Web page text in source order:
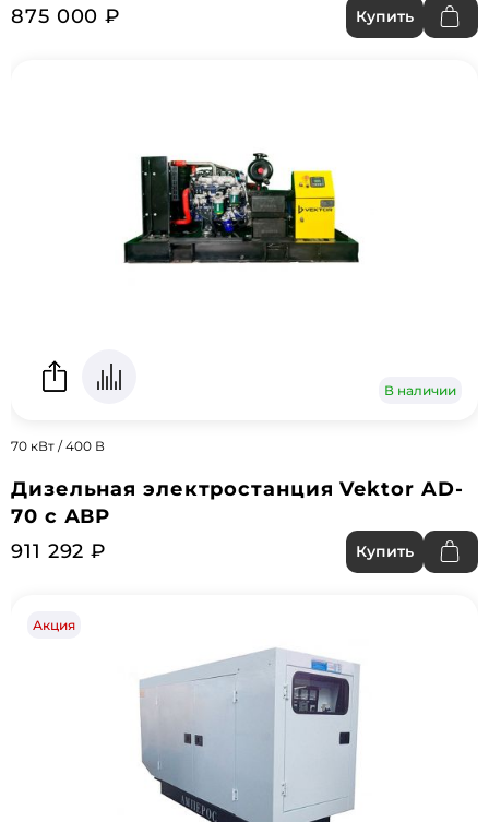
875 000 ₽
Купить
В наличии
70 кВт / 400 В
Дизельная электростанция Vektor AD-
70 с АВР
911 292 ₽
Купить
Акция